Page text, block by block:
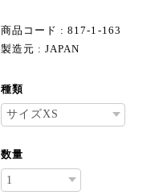
商品コード : 817-1-163
製造元 : JAPAN
種類
数量